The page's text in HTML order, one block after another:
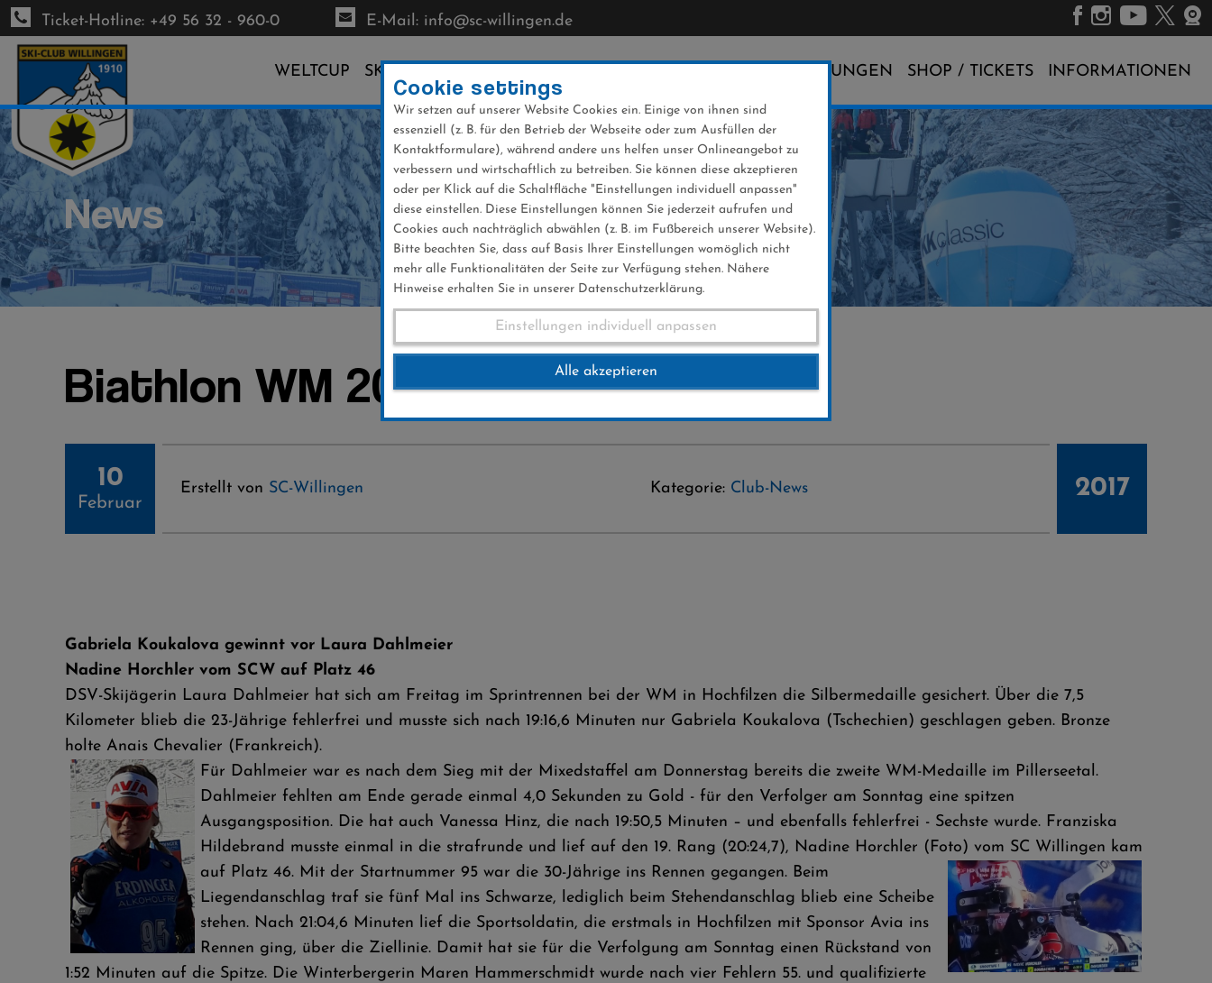
Direkt
zum
Inhalt
Ticket-Hotline: +49 56 32 - 960-0 E-Mail: info@sc-willingen.de
WELTCUP SKI-CLUB VERANSTALTUNGEN SHOP / TICKETS INFORMATIONEN
News
Biathlon WM 2017 Sprint Damen
10
Februar
Erstellt von SC-Willingen Kategorie: Club-News 2017
Gabriela Koukalova gewinnt vor Laura Dahlmeier
Nadine Horchler vom SCW auf Platz 46
DSV-Skijägerin Laura Dahlmeier hat sich am Freitag im Sprintrennen bei der WM in Hochfilzen die Silbermedaille gesichert. Über die 7,5
Kilometer blieb die 23-Jährige fehlerfrei und musste sich nach 19:16,6 Minuten nur Gabriela Koukalova (Tschechien) geschlagen geben. Bronze
holte Anais Chevalier (Frankreich).
Für Dahlmeier war es nach dem Sieg mit der Mixedstaffel am Donnerstag bereits die zweite WM-Medaille im Pillerseetal.
Dahlmeier fehlten am Ende gerade einmal 4,0 Sekunden zu Gold - für den Verfolger am Sonntag eine spitzen
Ausgangsposition. Die hat auch Vanessa Hinz, die nach 19:50,5 Minuten – und ebenfalls fehlerfrei - Sechste wurde. Franziska
Hildebrand musste einmal in die strafrunde und lief auf den 19. Rang (20:24,7), Nadine Horchler (Foto) vom SC Willingen kam
auf Platz 46. Mit der Startnummer 95 war die 30-Jährige ins Rennen gegangen. Beim
Liegendanschlag traf sie fünf Mal ins Schwarze, lediglich beim Stehendanschlag blieb eine Scheibe
stehen. Nach 21:04,6 Minuten lief die Sportsoldatin, die erstmals in Hochfilzen mit Sponsor Avia ins
Rennen ging, über die Ziellinie. Damit hat sie für die Verfolgung am Sonntag einen Rückstand von
1:52 Minuten auf die Spitze. Die Winterbergerin Maren Hammerschmidt wurde nach vier Fehlern 55. und qualifizierte
Cookie settings
Wir setzen auf unserer Website Cookies ein. Einige von ihnen sind
essenziell (z. B. für den Betrieb der Webseite oder zum Ausfüllen der
Kontaktformulare), während andere uns helfen unser Onlineangebot zu
verbessern und wirtschaftlich zu betreiben. Sie können diese akzeptieren
oder per Klick auf die Schaltfläche "Einstellungen individuell anpassen"
diese einstellen. Diese Einstellungen können Sie jederzeit aufrufen und
Cookies auch nachträglich abwählen (z. B. im Fußbereich unserer Website).
Bitte beachten Sie, dass auf Basis Ihrer Einstellungen womöglich nicht
mehr alle Funktionalitäten der Seite zur Verfügung stehen. Nähere
Hinweise erhalten Sie in unserer Datenschutzerklärung.
Einstellungen individuell anpassen
Alle akzeptieren